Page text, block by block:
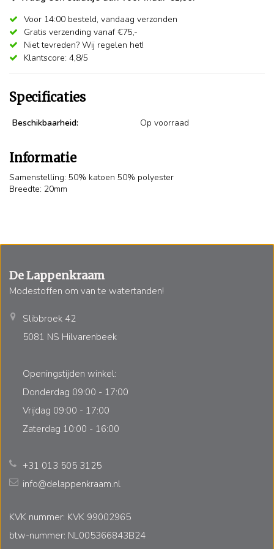
Voor 14:00 besteld, vandaag verzonden
Gratis verzending vanaf €75,-
Niet tevreden? Wij regelen het!
Klantscore: 4,8/5
Specificaties
Beschikbaarheid: Op voorraad
Informatie
Samenstelling: 50% katoen 50% polyester
Breedte: 20mm
De Lappenkraam
Modestoffen om van te watertanden!
Slibbroek 42
5081 NS Hilvarenbeek
Openingstijden winkel:
Donderdag 09:00 - 17:00
Vrijdag 09:00 - 17:00
Zaterdag 10:00 - 16:00
+31 013 505 3125
info@delappenkraam.nl
KVK nummer: KVK 99002965
btw-nummer: NL005366843B24